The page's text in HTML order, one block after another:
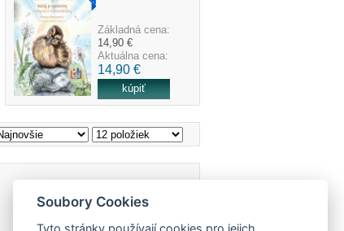
Základná cena:
14,90 €
Aktuálna cena:
14,90 €
Soubory Cookies
Tyto stránky používají cookies pro jejich